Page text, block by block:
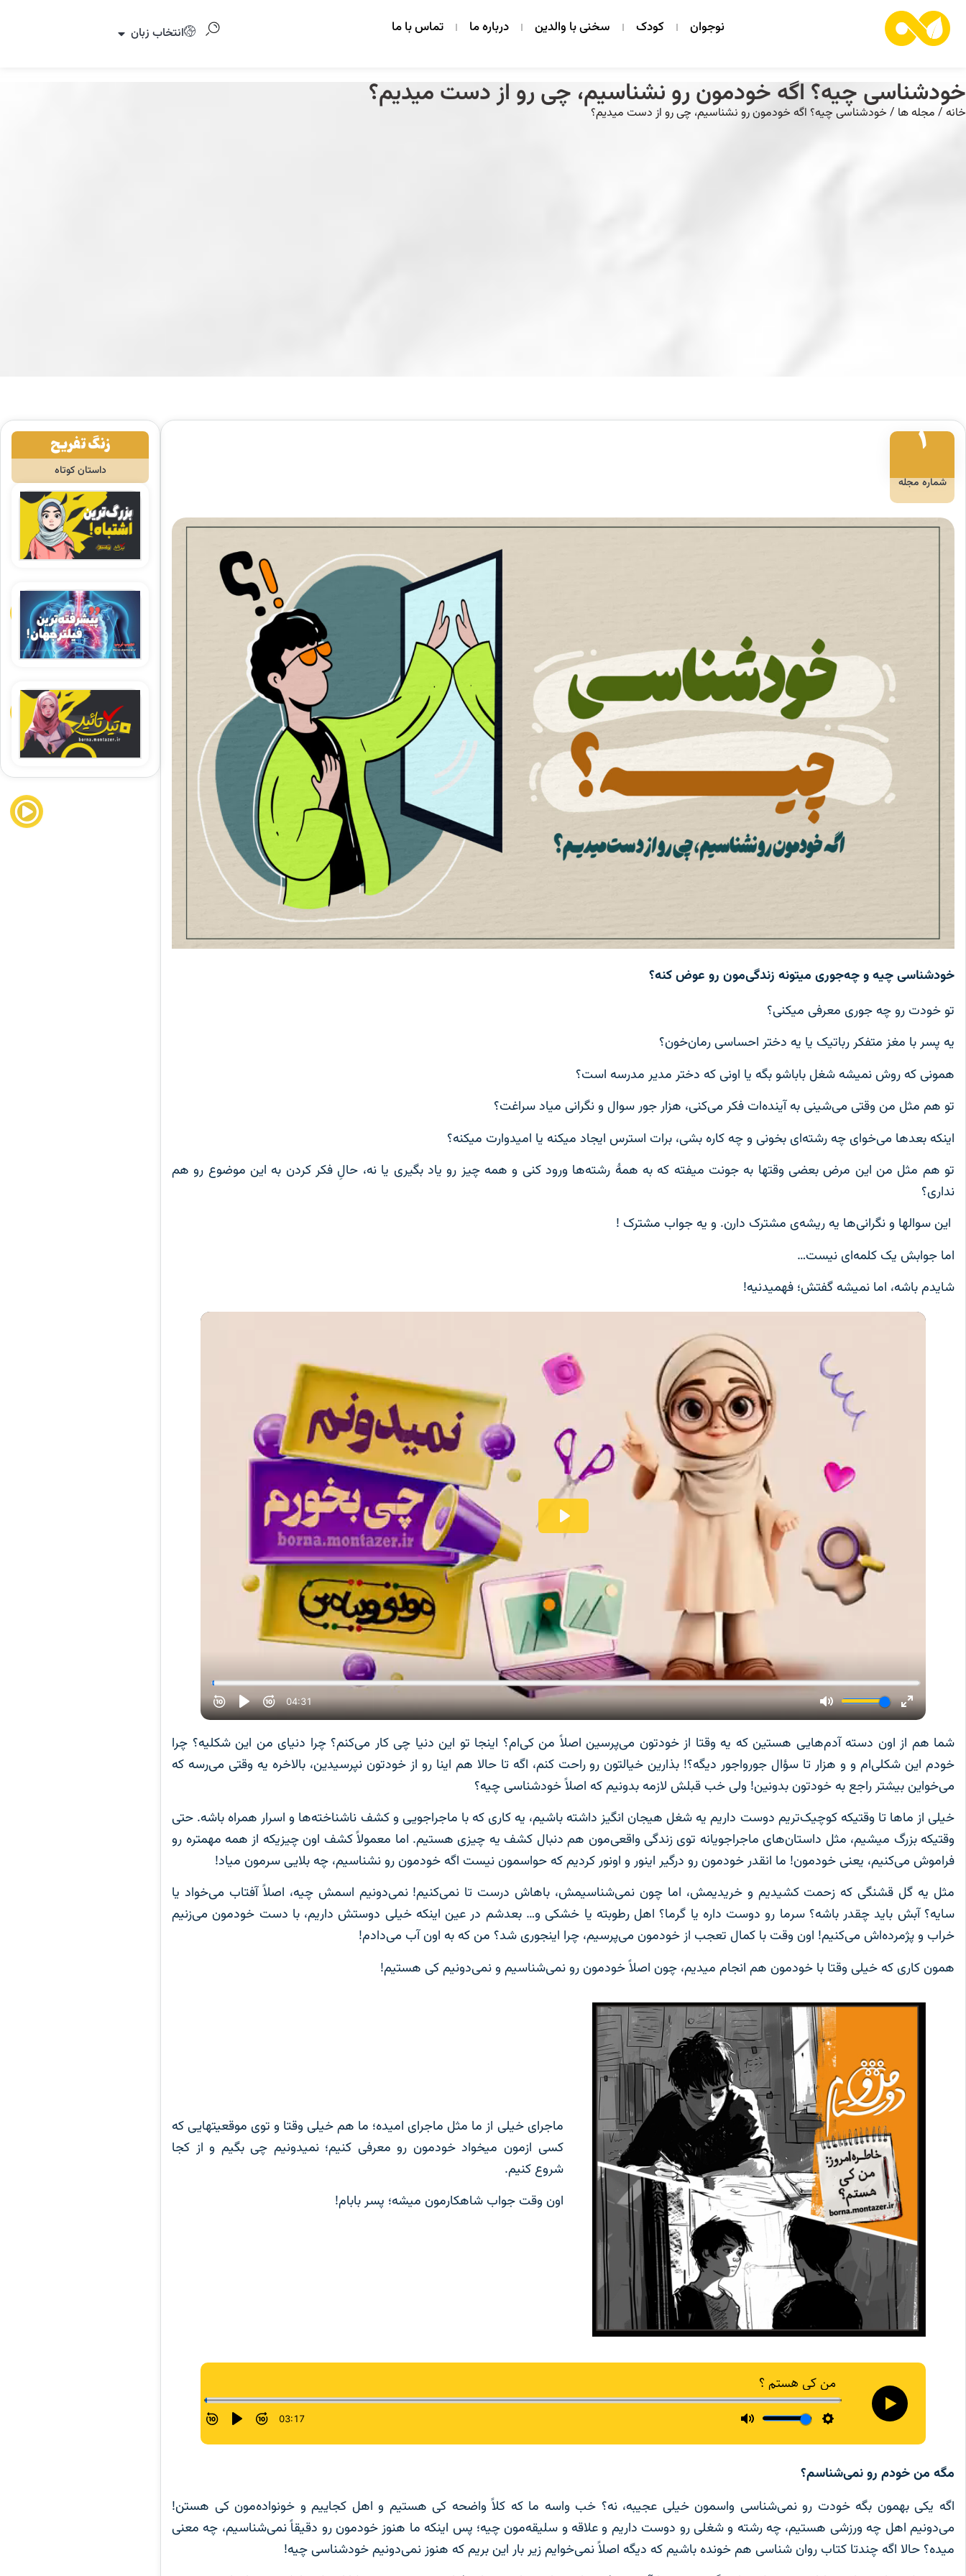
نوجوان کودک سخنی با والدین درباره ما تماس با ما انتخاب زبان
خودشناسی چیه؟ اگه خودمون رو نشناسیم، چی رو از دست میدیم؟
خانه / مجله ها / خودشناسی چیه؟ اگه خودمون رو نشناسیم، چی رو از دست میدیم؟
۱
شماره مجله
خودشناسی چیه و چه‌جوری میتونه زندگی‌مون رو عوض کنه؟
تو خودت رو چه جوری معرفی میکنی؟
یه پسر با مغز متفکر رباتیک یا یه دختر احساسی رمان‌خون؟
همونی که روش نمیشه شغل باباشو بگه یا اونی که دختر مدیر مدرسه‌ است؟
تو هم مثل من وقتی می‌شینی به آینده‌ا‌ت فکر می‌کنی، هزار جور سوال و نگرانی میاد سراغت؟
اینکه بعدها می‌خوای چه رشته‌ای بخونی و چه کاره بشی، برات استرس ایجاد میکنه یا امیدوارت میکنه؟
تو هم مثل من این مرض بعضی وقتها به جونت میفته که به همهٔ رشته‌ها ورود کنی و همه چیز رو یاد بگیری یا نه، حالِ فکر کردن به این موضوع رو هم
نداری؟
این سوالها و نگرانی‌ها یه ریشه‌ی مشترک دارن. و یه جواب مشترک !
اما جوابش یک کلمه‌ای نیست…
شایدم باشه، اما نمیشه گفتش؛ فهمیدنیه!
شما هم از اون دسته آدم‌هایی هستین که یه وقتا از خودتون می‌پرسین اصلاً من کی‌ام؟ اینجا تو این دنیا چی کار می‌کنم؟ چرا دنیای من این شکلیه؟ چرا
خودم این شکلی‌ام و و هزار تا سؤال جورواجور دیگه؟! بذارین خیالتون رو راحت کنم، اگه تا حالا هم اینا رو از خودتون نپرسیدین، بالاخره یه وقتی می‌رسه که
می‌خواین بیشتر راجع به خودتون بدونین! ‌ولی خب قبلش لازمه بدونیم که اصلاً خودشناسی چیه؟
خیلی از ماها تا وقتیکه کوچیک‌تریم دوست داریم یه شغل هیجان انگیز داشته باشیم، یه کاری که با ماجراجویی و کشف ناشناخته‌ها و اسرار همراه باشه. حتی
وقتیکه بزرگ میشیم، مثل داستان‌های ماجراجویانه توی زندگی واقعی‌مون هم دنبال کشف یه چیزی هستیم. اما معمولاً کشف اون چیزیکه از همه مهمتره رو
فراموش می‌کنیم، یعنی خودمون! ما انقدر خودمون رو درگیر اینور و اونور کردیم که حواسمون نیست اگه خودمون رو نشناسیم، چه بلایی سرمون میاد!
مثل یه گل قشنگی که زحمت کشیدیم و خریدیمش، اما چون نمی‌شناسیمش، باهاش درست تا نمی‌کنیم! نمی‌دونیم اسمش چیه، اصلاً آفتاب می‌خواد یا
سایه؟ آبش باید چقدر باشه؟ سرما رو دوست داره یا گرما؟ اهل رطوبته یا خشکی و… بعدشم در عین اینکه خیلی دوستش داریم، با دست خودمون می‌زنیم
خراب و پژمرده‌اش می‌کنیم! اون وقت با کمال تعجب از خودمون می‌پرسیم، چرا اینجوری شد؟ من که به اون آب می‌دادم!
همون کاری که خیلی وقتا با خودمون هم انجام میدیم، چون اصلاً خودمون رو نمی‌شناسیم و نمی‌دونیم کی هستیم!
ماجرای خیلی از ما مثل ماجرای امیده؛ ما هم خیلی وقتا و توی موقعیتهایی که
کسی ازمون میخواد خودمون رو معرفی کنیم؛ نمیدونیم چی بگیم و از کجا
شروع کنیم.
اون وقت جواب شاهکارمون میشه؛ پسر بابام!
مگه من خودم رو نمی‌شناسم؟
اگه یکی بهمون بگه خودت رو نمی‌شناسی واسمون خیلی عجیبه، نه؟ خب واسه ما که کلاً واضحه کی هستیم و اهل کجاییم و خونواده‌‌مون کی هستن!
می‌‌دونیم اهل چه ورزشی هستیم، چه رشته و شغلی رو دوست داریم و علاقه و سلیقه‌مون چیه؛ پس اینکه ما هنوز خودمون رو دقیقاً نمی‌شناسیم، چه معنی
میده؟ حالا اگه چندتا کتاب روان شناسی هم خونده باشیم که دیگه اصلاً نمی‌خوایم زیر بار این بریم که هنوز نمی‌دونیم خودشناسی چیه!
زنگ تفریح
داستان کوتاه